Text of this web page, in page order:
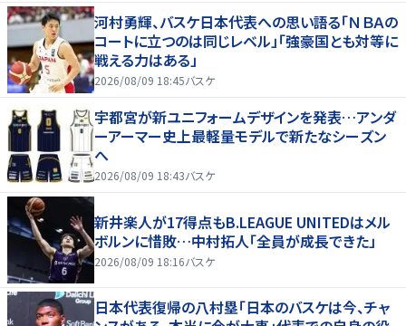
河村勇輝、バスケ日本代表への思い語る「ＮＢＡの
コートに立つのは同じレベル」「強豪国とも対等に
戦える力はある」
2026/08/09 18:45バスケ
宇都宮が新ユニフォームデザインを発表…アンダ
ーアーマー史上最軽量モデルで新たなシーズン
へ
2026/08/09 18:43バスケ
新井楽人が17得点もB.LEAGUE UNITEDはメル
ボルンに惜敗…中村拓人「全員が成長できた」
2026/08/09 18:16バスケ
日本代表復帰の八村塁「日本のバスケは今、チャ